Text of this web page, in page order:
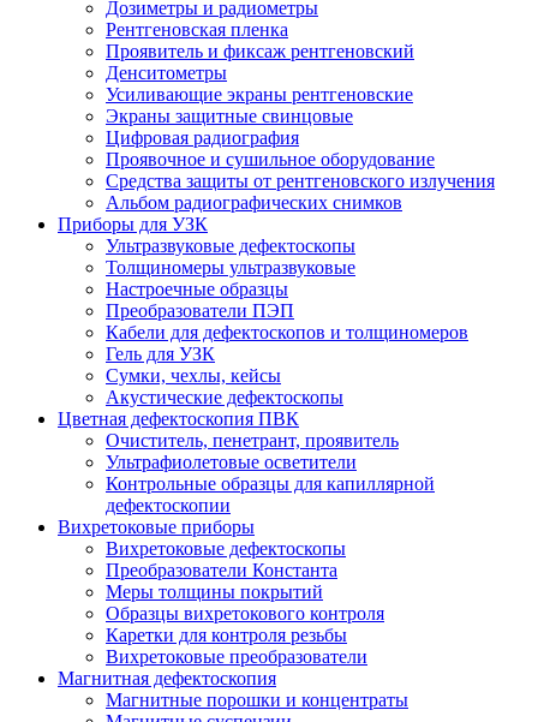
Дозиметры и радиометры
Рентгеновская пленка
Проявитель и фиксаж рентгеновский
Денситометры
Усиливающие экраны рентгеновские
Экраны защитные свинцовые
Цифровая радиография
Проявочное и сушильное оборудование
Средства защиты от рентгеновского излучения
Альбом радиографических снимков
Приборы для УЗК
Ультразвуковые дефектоскопы
Толщиномеры ультразвуковые
Настроечные образцы
Преобразователи ПЭП
Кабели для дефектоскопов и толщиномеров
Гель для УЗК
Сумки, чехлы, кейсы
Акустические дефектоскопы
Цветная дефектоскопия ПВК
Очиститель, пенетрант, проявитель
Ультрафиолетовые осветители
Контрольные образцы для капиллярной
дефектоскопии
Вихретоковые приборы
Вихретоковые дефектоскопы
Преобразователи Константа
Меры толщины покрытий
Образцы вихретокового контроля
Каретки для контроля резьбы
Вихретоковые преобразователи
Магнитная дефектоскопия
Магнитные порошки и концентраты